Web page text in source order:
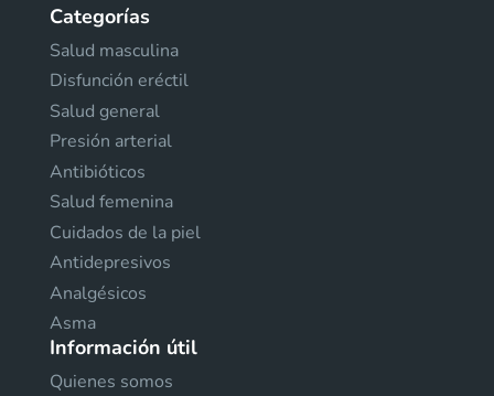
Categorías
Salud masculina
Disfunción eréctil
Salud general
Presión arterial
Antibióticos
Salud femenina
Cuidados de la piel
Antidepresivos
Analgésicos
Asma
Información útil
Quienes somos